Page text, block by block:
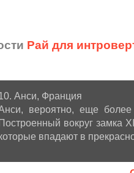
Рай для
Анси, Франция
вероятно, еще
Построенный вокруг замка
впадают в